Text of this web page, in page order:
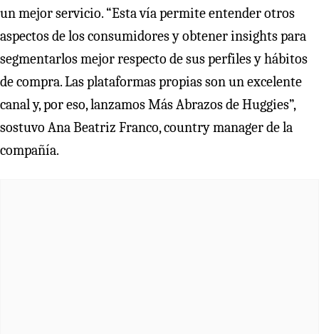
un mejor servicio. “Esta vía permite entender otros
aspectos de los consumidores y obtener insights para
segmentarlos mejor respecto de sus perfiles y hábitos
de compra. Las plataformas propias son un excelente
canal y, por eso, lanzamos Más Abrazos de Huggies”,
sostuvo Ana Beatriz Franco, country manager de la
compañía.